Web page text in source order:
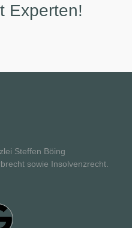
Experten!
Steffen Böing
sowie Insolvenzrecht.